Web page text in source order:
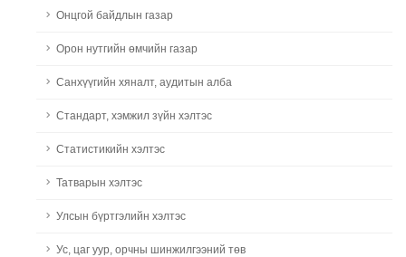
Онцгой байдлын газар
Орон нутгийн өмчийн газар
Санхүүгийн хяналт, аудитын алба
Стандарт, хэмжил зүйн хэлтэс
Статистикийн хэлтэс
Татварын хэлтэс
Улсын бүртгэлийн хэлтэс
Ус, цаг уур, орчны шинжилгээний төв